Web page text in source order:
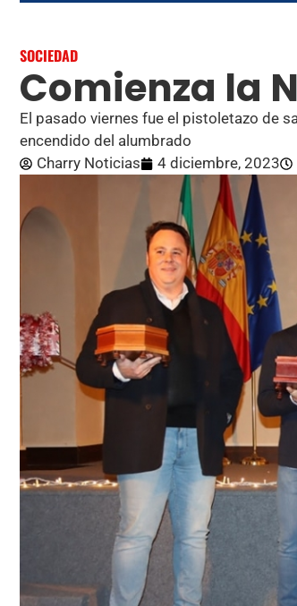
SOCIEDAD
Comienza la
El pasado viernes fue el pistoletazo de
encendido del alumbrado
Charry Noticias
4 diciembre, 2023